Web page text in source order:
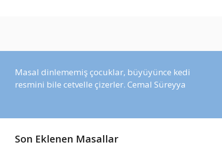
Masal dinlememiş çocuklar, büyüyünce kedi
resmini bile cetvelle çizerler. Cemal Süreyya
Son Eklenen Masallar